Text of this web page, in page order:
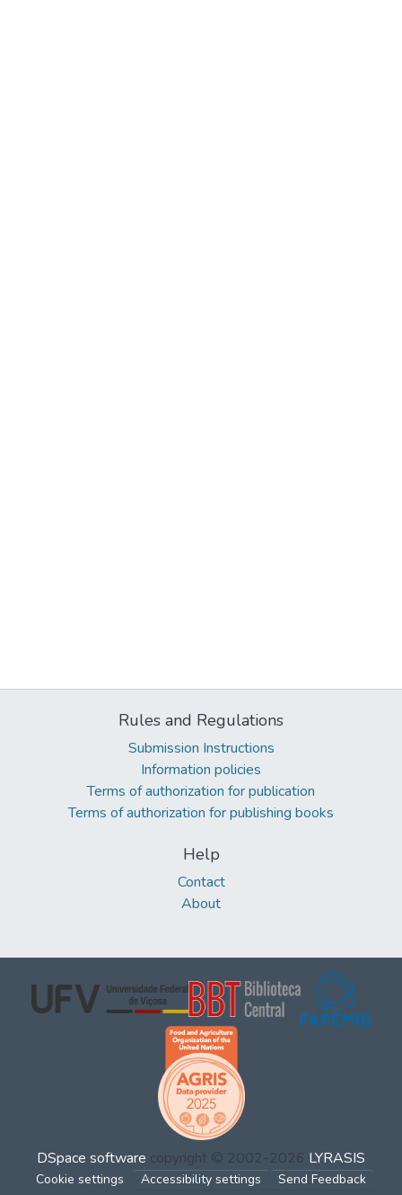
Rules and Regulations
Submission Instructions
Information policies
Terms of authorization for publication
Terms of authorization for publishing books
Help
Contact
About
DSpace software copyright © 2002-2026 LYRASIS
Cookie settings Accessibility settings Send Feedback